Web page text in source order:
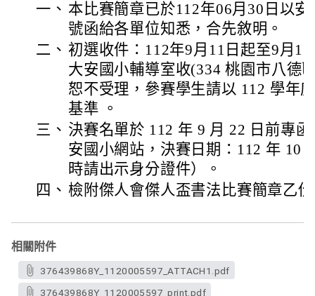
一、 本比賽簡章已於112年06月30日以
號函給各單位知悉，合先敘明。
二、 初選收件：112年9月11日起至9月
大安國小輔導室收(334 桃園市八德
恕不受理，參賽學生請以 112 學年
基準 。
三、 決賽名單於 112 年 9 月 22 日前專
安國小網站，決賽日期：112 年 10
時請出示身分證件）。
四、 檢附傑人會傑人盃書法比賽簡章乙
相關附件
376439868Y_1120005597_ATTACH1.pdf
376439868Y_1120005597_print.pdf